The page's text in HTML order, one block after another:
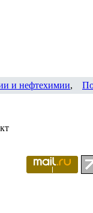
и нефтехимии,